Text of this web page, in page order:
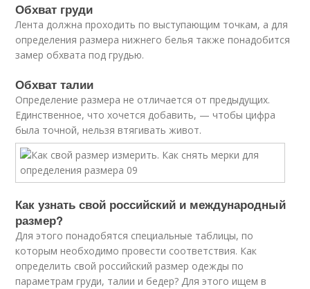
Обхват груди
Лента должна проходить по выступающим точкам, а для
определения размера нижнего белья также понадобится
замер обхвата под грудью.
Обхват талии
Определение размера не отличается от предыдущих.
Единственное, что хочется добавить, — чтобы цифра
была точной, нельзя втягивать живот.
Как узнать свой российский и международный
размер?
Для этого понадобятся специальные таблицы, по
которым необходимо провести соответствия. Как
определить свой российский размер одежды по
параметрам груди, талии и бедер? Для этого ищем в